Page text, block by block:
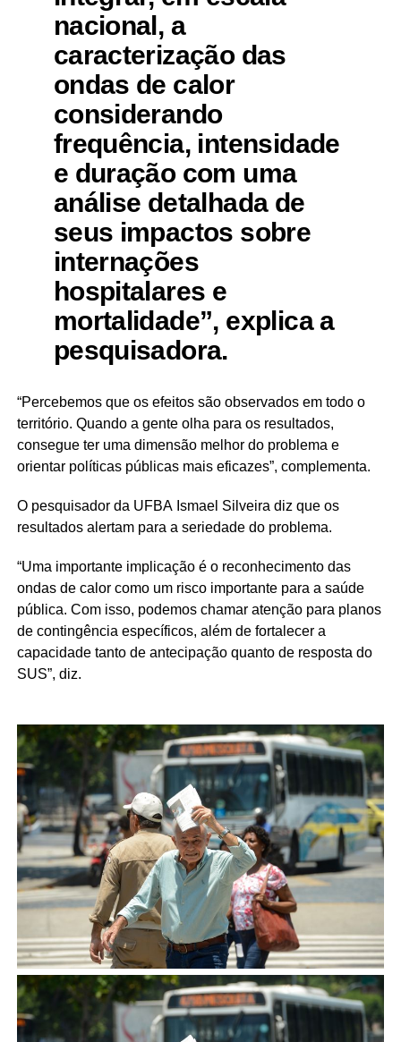
nacional, a
caracterização das
ondas de calor
considerando
frequência, intensidade
e duração com uma
análise detalhada de
seus impactos sobre
internações
hospitalares e
mortalidade”, explica a
pesquisadora.
“Percebemos que os efeitos são observados em todo o
território. Quando a gente olha para os resultados,
consegue ter uma dimensão melhor do problema e
orientar políticas públicas mais eficazes”, complementa.
O pesquisador da UFBA Ismael Silveira diz que os
resultados alertam para a seriedade do problema.
“Uma importante implicação é o reconhecimento das
ondas de calor como um risco importante para a saúde
pública. Com isso, podemos chamar atenção para planos
de contingência específicos, além de fortalecer a
capacidade tanto de antecipação quanto de resposta do
SUS”, diz.